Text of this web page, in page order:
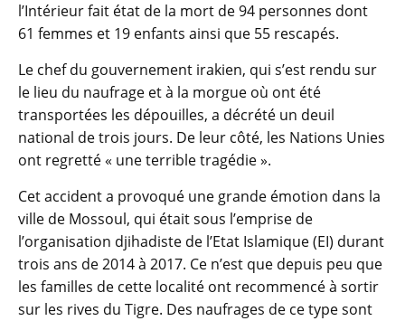
l’Intérieur fait état de la mort de 94 personnes dont
61 femmes et 19 enfants ainsi que 55 rescapés.
Le chef du gouvernement irakien, qui s’est rendu sur
le lieu du naufrage et à la morgue où ont été
transportées les dépouilles, a décrété un deuil
national de trois jours. De leur côté, les Nations Unies
ont regretté « une terrible tragédie ».
Cet accident a provoqué une grande émotion dans la
ville de Mossoul, qui était sous l’emprise de
l’organisation djihadiste de l’Etat Islamique (EI) durant
trois ans de 2014 à 2017. Ce n’est que depuis peu que
les familles de cette localité ont recommencé à sortir
sur les rives du Tigre. Des naufrages de ce type sont